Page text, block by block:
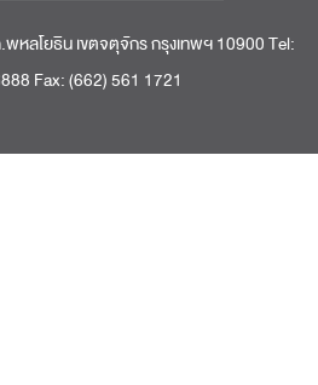
หลโยธิน เขตจตุจักร กรุงเทพฯ 10900 Tel:
Fax: (662) 561 1721